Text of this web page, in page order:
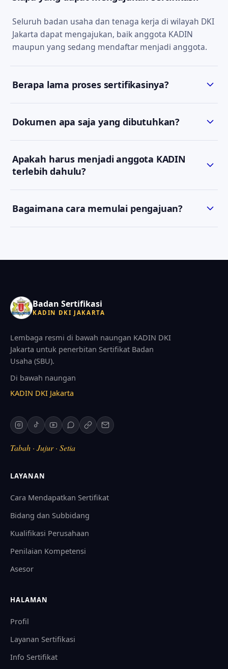
Seluruh badan usaha dan tenaga kerja di wilayah DKI
Jakarta dapat mengajukan, baik anggota KADIN
maupun yang sedang mendaftar menjadi anggota.
Berapa lama proses sertifikasinya?
kelengkapan dokumen. Tim kami akan
Dokumen apa saja yang dibutuhkan?
Anda menghubungi kami via WhatsApp, kami akan
mengirimkan daftar dokumen yang sesuai.
Apakah harus menjadi anggota KADIN
terlebih dahulu?
menjadi salah satu prasyarat pengajuan SBU. Tim
Bagaimana cara memulai pengajuan?
dipungut biaya, dan tim kami akan memandu
Badan Sertifikasi
KADIN DKI JAKARTA
Lembaga resmi di bawah naungan KADIN DKI
Jakarta untuk penerbitan Sertifikat Badan
Usaha (SBU).
Di bawah naungan
KADIN DKI Jakarta
Tabah · Jujur · Setia
LAYANAN
Cara Mendapatkan Sertifikat
Bidang dan Subbidang
Kualifikasi Perusahaan
Penilaian Kompetensi
Asesor
HALAMAN
Profil
Layanan Sertifikasi
Info Sertifikat